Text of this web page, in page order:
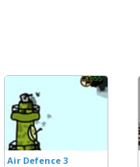
Air Defence 3